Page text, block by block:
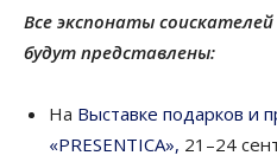
Все экспонаты
будут представлены:
На Выставке подарков и
«PRESENTICA», 21–24